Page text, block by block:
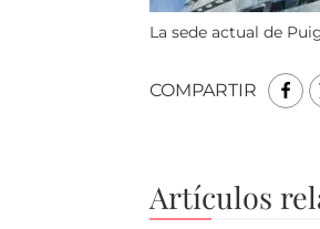
La sede actual de
COMPARTIR
Artículos